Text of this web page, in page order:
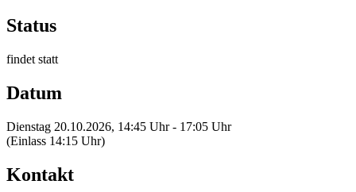
Status
findet statt
Datum
Dienstag 20.10.2026, 14:45 Uhr - 17:05 Uhr
(Einlass 14:15 Uhr)
Kontakt